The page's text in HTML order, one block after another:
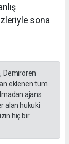
sona
Demirören
eklenen tüm
ajans
alan hukuki
hiç bir